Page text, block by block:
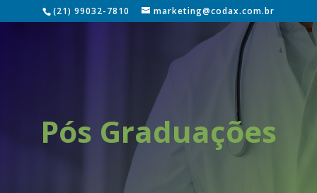
(21) 99032-7810 marketing@codax.com.br
Pós Graduações